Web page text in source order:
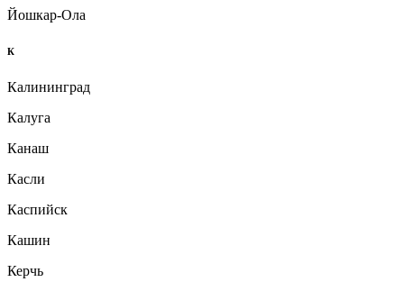
Йошкар-Ола
К
Калининград
Калуга
Канаш
Касли
Каспийск
Кашин
Керчь